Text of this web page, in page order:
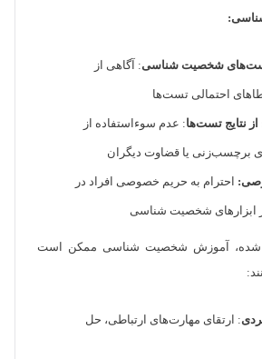
شخصیت شناسی: آگاهی از
احتمالی تست‌ها
نتایج تست‌ها: عدم سوءاستفاده از
برچسب‌زنی یا قضاوت دیگران
احترام به حریم خصوصی افراد در
ابزارهای شخصیت شناسی
شده، آموزش شخصیت شناسی ممکن است
: ارتقای مهارت‌های ارتباطی، حل